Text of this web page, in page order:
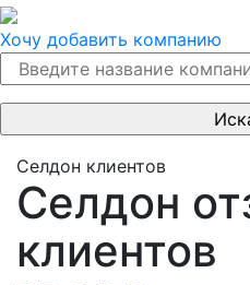
Хочу добавить компанию
Селдон клиентов
Селдон
клиентов